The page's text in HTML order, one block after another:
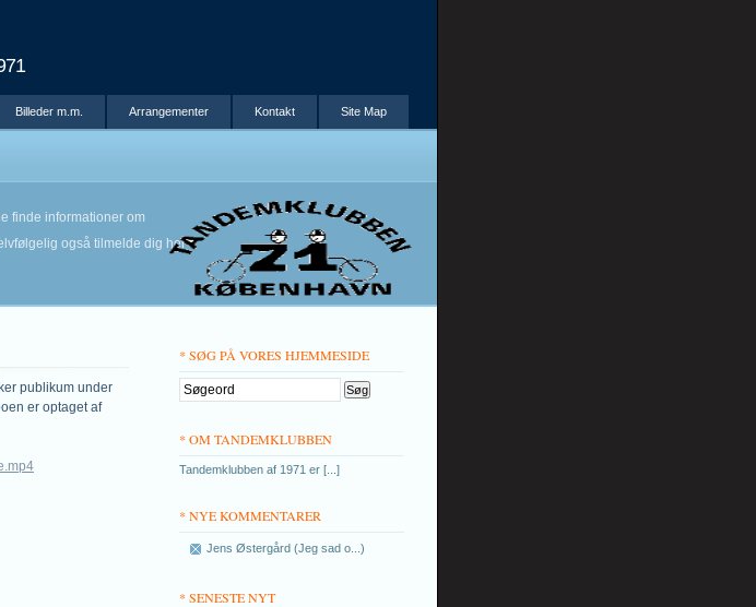
Billeder m.m. Arrangementer Kontakt Site Map
finde informationer om
også tilmelde dig her
publikum under
er optaget af
* SØG PÅ VORES HJEMMESIDE
* OM TANDEMKLUBBEN
Tandemklubben af 1971 er [...]
* NYE KOMMENTARER
Jens Østergård (Jeg sad o...)
* SENESTE NYT